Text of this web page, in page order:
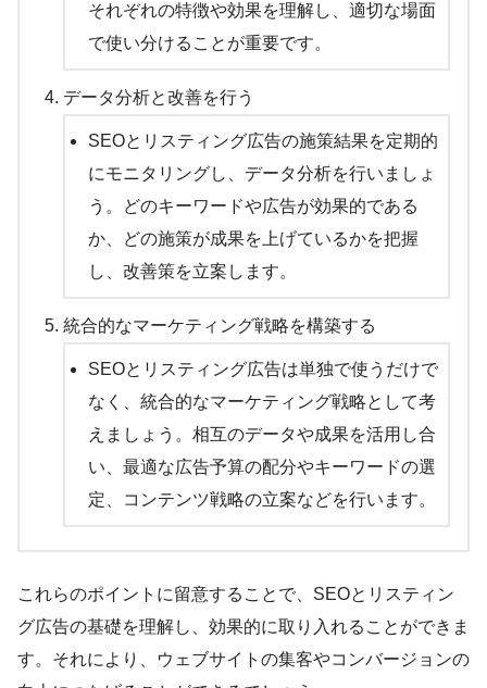
それぞれの特徴や効果を理解し、適切な場面
で使い分けることが重要です。
データ分析と改善を行う
SEOとリスティング広告の施策結果を定期的
にモニタリングし、データ分析を行いましょ
う。どのキーワードや広告が効果的である
か、どの施策が成果を上げているかを把握
し、改善策を立案します。
統合的なマーケティング戦略を構築する
SEOとリスティング広告は単独で使うだけで
なく、統合的なマーケティング戦略として考
えましょう。相互のデータや成果を活用し合
い、最適な広告予算の配分やキーワードの選
定、コンテンツ戦略の立案などを行います。
これらのポイントに留意することで、SEOとリスティン
グ広告の基礎を理解し、効果的に取り入れることができま
す。それにより、ウェブサイトの集客やコンバージョンの